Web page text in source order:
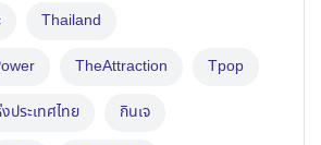
Thailand
TheAttraction Tpop
ประเทศไทย กินเจ